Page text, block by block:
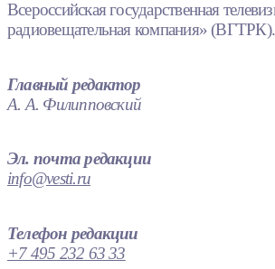
Всероссийская государственная
радиовещательная компания» (ВГТРК).
Главный редактор
А. А. Филипповский
Эл. почта редакции
info@vesti.ru
Телефон редакции
+7 495 232 63 33